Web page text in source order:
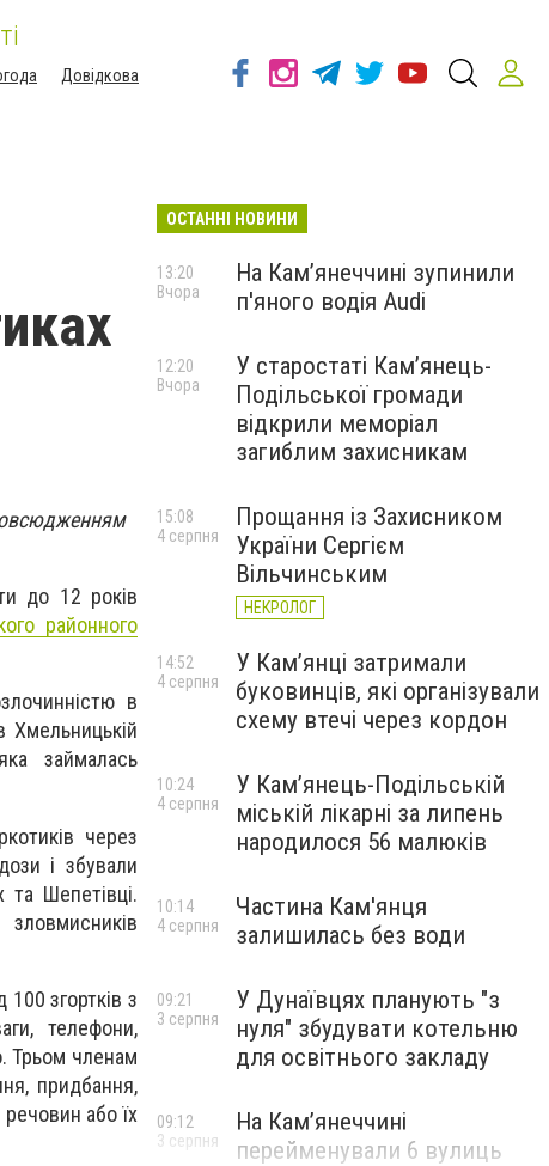
Довідкова
до 12 років
районного
в
Хмельницькій
займалась
через
і збували
та Шепетівці.
згортків з
телефони,
Трьом членам
придбання,
або їх
ОСТАННІ НОВИНИ
На Камʼянеччині зупинили
п'яного водія Audi
13:20
Вчора
У старостаті Кам’янець-
Подільської громади
відкрили меморіал
загиблим захисникам
12:20
Вчора
Прощання із Захисником
України Сергієм
Вільчинським
НЕКРОЛОГ
15:08
4 серпня
У Кам’янці затримали
буковинців, які організували
схему втечі через кордон
14:52
4 серпня
У Кам’янець-Подільській
міській лікарні за липень
народилося 56 малюків
10:24
4 серпня
Частина Кам'янця
залишилась без води
10:14
4 серпня
У Дунаївцях планують "з
нуля" збудувати котельню
для освітнього закладу
09:21
3 серпня
На Камʼянеччині
перейменували 6 вулиць
09:12
3 серпня